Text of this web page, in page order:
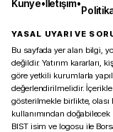
Künye• İletişim•
YASAL UYARI VE
Bu sayfada yer alan bilgi,
değildir. Yatırım
göre yetkili kurumlarla
değerlendirilmelidir.
gösterilmekle birlikte,
kullanımından
BIST isim ve logosu ile